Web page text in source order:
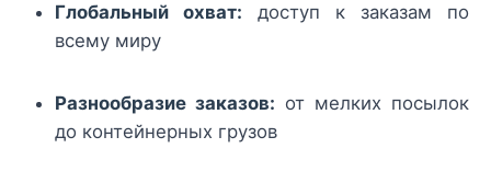
Глобальный охват: доступ к заказам по
всему миру
Разнообразие заказов: от мелких посылок
до контейнерных грузов